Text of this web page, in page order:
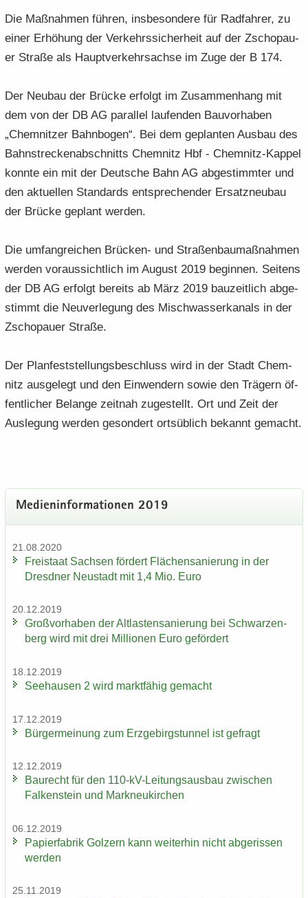
Die Maß­nah­men füh­ren, ins­be­son­de­re für Rad­fah­rer, zu
einer Er­hö­hung der Ver­kehrs­si­cher­heit auf der Zscho­pau­
er Stra­ße als Haupt­ver­kehrs­ach­se im Zuge der B 174.
Der Neu­bau der Brü­cke er­folgt im Zu­sam­men­hang mit
dem von der DB AG par­al­lel lau­fen­den Bau­vor­ha­ben
„Chem­nit­zer Bahn­bo­gen“. Bei dem ge­plan­ten Aus­bau des
Bahn­stre­cken­ab­schnitts Chem­nitz Hbf - Chemnitz-​Kappel
konn­te ein mit der Deut­sche Bahn AG ab­ge­stimm­ter und
den ak­tu­el­len Stan­dards ent­spre­chen­der Er­satz­neu­bau
der Brü­cke ge­plant wer­den.
Die um­fang­rei­chen Brücken-​ und Stra­ßen­bau­maß­nah­men
wer­den vor­aus­sicht­lich im Au­gust 2019 be­gin­nen. Sei­tens
der DB AG er­folgt be­reits ab März 2019 bau­zeit­lich ab­ge­
stimmt die Neu­ver­le­gung des Misch­was­ser­ka­nals in der
Zscho­pau­er Stra­ße.
Der Plan­fest­stel­lungs­be­schluss wird in der Stadt Chem­
nitz aus­ge­legt und den Ein­wen­dern sowie den Trä­gern öf­
fent­li­cher Be­lan­ge zeit­nah zu­ge­stellt. Ort und Zeit der
Aus­le­gung wer­den ge­son­dert orts­üb­lich be­kannt ge­macht.
Me­di­en­in­for­ma­tio­nen 2019
21.08.2020
Frei­staat Sach­sen för­dert Flä­chen­sa­nie­rung in der
Dresd­ner Neu­stadt mit 1,4 Mio. Euro
20.12.2019
Groß­vor­ha­ben der Alt­las­ten­sa­nie­rung bei Schwar­zen­
berg wird mit drei Mil­lio­nen Euro ge­för­dert
18.12.2019
See­hau­sen 2 wird markt­fä­hig ge­macht
17.12.2019
Bür­ger­mei­nung zum Erz­ge­birgs­tun­nel ist ge­fragt
12.12.2019
Bau­recht für den 110-​kV-Leitungsausbau zwi­schen
Fal­ken­stein und Mark­neu­kir­chen
06.12.2019
Pa­pier­fa­brik Golz­ern kann wei­ter­hin nicht ab­ge­ris­sen
wer­den
25.11.2019